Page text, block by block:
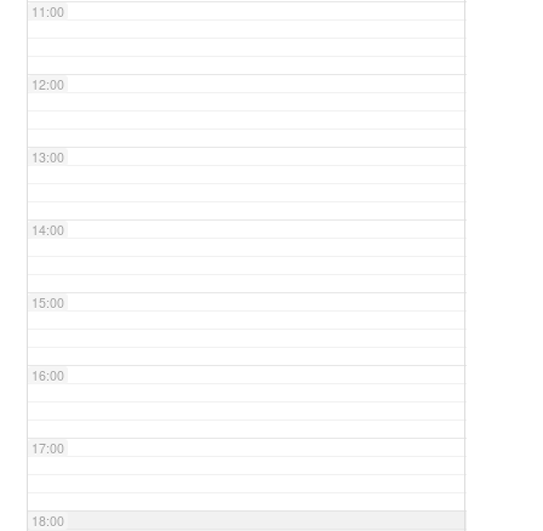
11:00
12:00
13:00
14:00
15:00
16:00
17:00
18:00